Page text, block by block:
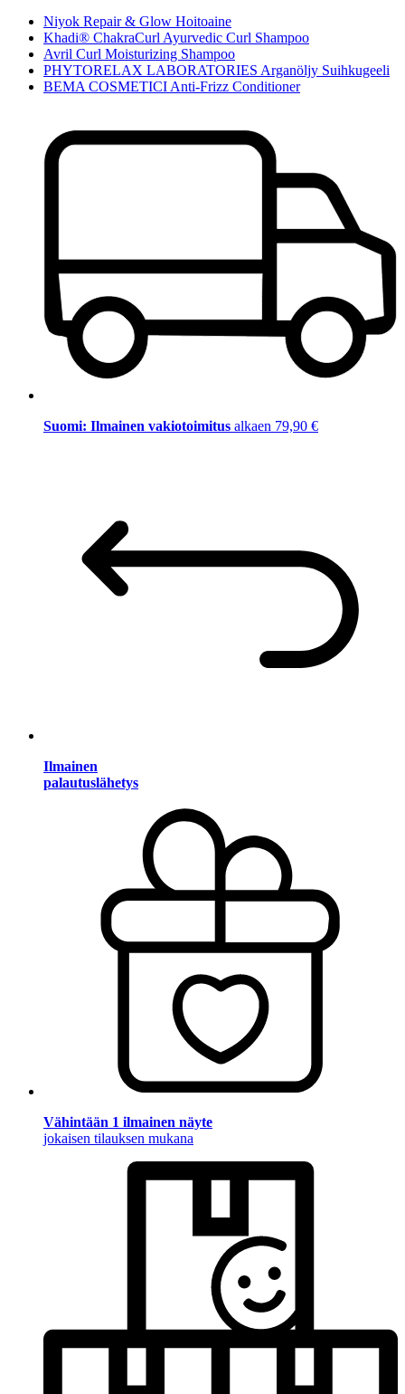
Niyok Repair & Glow Hoitoaine
Khadi® ChakraCurl Ayurvedic Curl Shampoo
Avril Curl Moisturizing Shampoo
PHYTORELAX LABORATORIES Arganöljy Suihkugeeli
BEMA COSMETICI Anti-Frizz Conditioner
Suomi: Ilmainen vakiotoimitus alkaen 79,90 €
Ilmainen
palautuslähetys
Vähintään 1 ilmainen näyte
jokaisen tilauksen mukana